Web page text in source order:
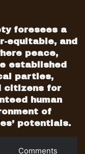
foresees a
equitable, and
peace,
established
parties,
citizens for
human
of
potentials.
Comments